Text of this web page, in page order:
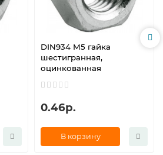
DIN934 M5 гайка
шестигранная,
оцинкованная
0.46р.
В корзину